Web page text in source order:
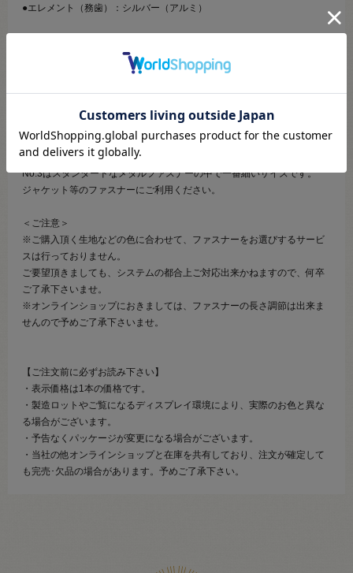
●エレメント（務歯）：シルバー（アルミ）
エレメントが金属でできているオープンファスナーです。
スライダーを1番下まで下ろすことで、左右のテープを離すことが出来ま
YZiP（アルミ）はYKKメタルファスナーのスタンダードのアルミ合金フ
ァスナー ( MA、RA ) よりもエレメントの厚みを増して、強度を向上させ
ています。
No.3はスタンダードなメタルファスナーの中で一番細いサイズです。
ジャケット等のファスナーにご利用ください。
＜ご注意＞
※ご購入頂く生地などの色に合わせて、ファスナーをお選びするサービ
スは行っておりません。
ご要望頂きましても、システムの都合上ご対応出来かねますので、何卒
ご了承下さいませ。
※オンラインショップにおきましては、ファスナーの長さ調節は出来ま
せんので予めご了承下さいませ。
【ご注文前に必ずお読み下さい】
・表示価格は1本の価格です。
・製造ロットやご覧になるディスプレイ環境により、実際のお色と異な
る場合がございます。
・予告なくパッケージが変更になる場合がございます。
・当社の他オンラインショップと在庫を共有しており、注文が確定して
も完売･欠品の場合があります。予めご了承下さい。